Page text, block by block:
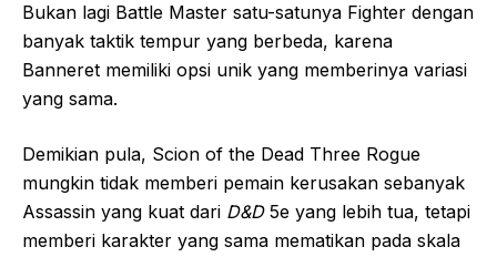
Bukan lagi Battle Master satu-satunya Fighter dengan
banyak taktik tempur yang berbeda, karena
Banneret memiliki opsi unik yang memberinya variasi
yang sama.
Demikian pula, Scion of the Dead Three Rogue
mungkin tidak memberi pemain kerusakan sebanyak
Assassin yang kuat dari D&D5e yang lebih tua, tetapi
memberi karakter yang sama mematikan pada skala